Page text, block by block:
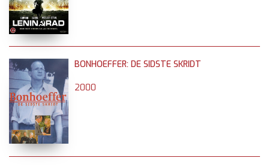
BONHOEFFER: DE SIDSTE SKRIDT
2000